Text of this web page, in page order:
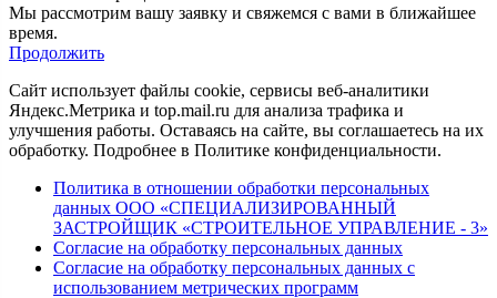
Мы рассмотрим вашу заявку и свяжемся с вами в ближайшее
время.
Продолжить
Сайт использует файлы cookie, сервисы веб-аналитики
Яндекс.Метрика и top.mail.ru для анализа трафика и
улучшения работы. Оставаясь на сайте, вы соглашаетесь на их
обработку. Подробнее в Политике конфиденциальности.
Политика в отношении обработки персональных
данных ООО «СПЕЦИАЛИЗИРОВАННЫЙ
ЗАСТРОЙЩИК «СТРОИТЕЛЬНОЕ УПРАВЛЕНИЕ - 3»
Согласие на обработку персональных данных
Согласие на обработку персональных данных с
использованием метрических программ